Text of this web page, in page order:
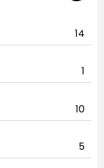
14
1
10
5